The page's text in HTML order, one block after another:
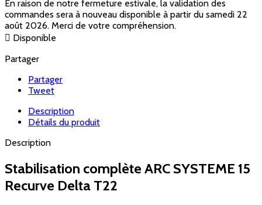
En raison de notre fermeture estivale, la validation des
commandes sera à nouveau disponible à partir du samedi 22
août 2026. Merci de votre compréhension.
 Disponible
Partager
Partager
Tweet
Description
Détails du produit
Description
Stabilisation complète ARC SYSTEME 15
Recurve Delta T22